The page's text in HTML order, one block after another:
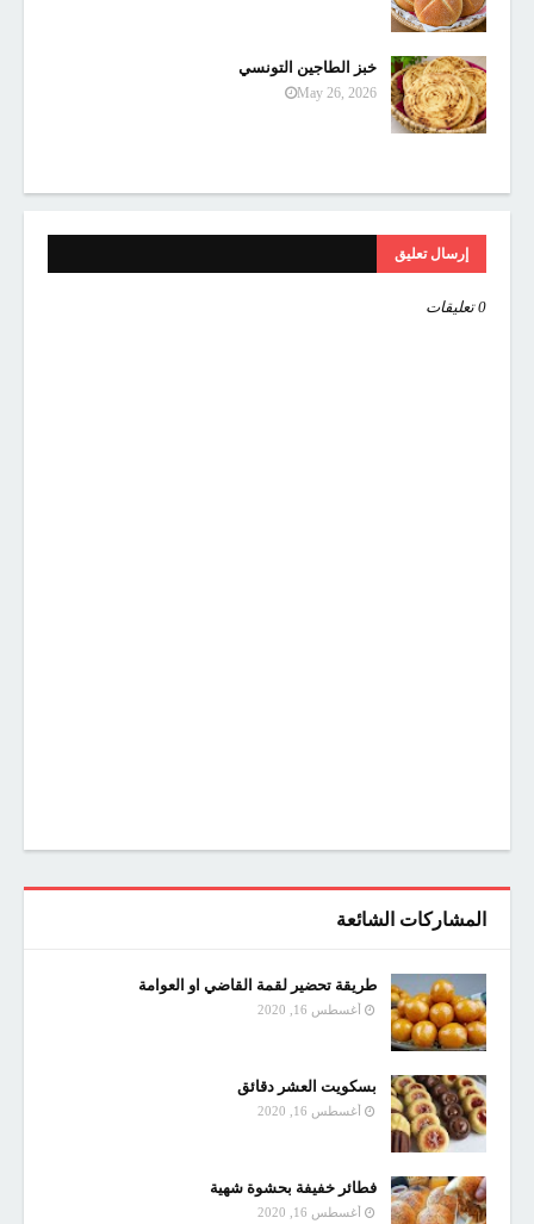
خبز الطاجين التونسي
May 26, 2026
إرسال تعليق
0 تعليقات
المشاركات الشائعة
طريقة تحضير لقمة القاضي او العوامة
أغسطس 16, 2020
بسكويت العشر دقائق
أغسطس 16, 2020
فطائر خفيفة بحشوة شهية
أغسطس 16, 2020